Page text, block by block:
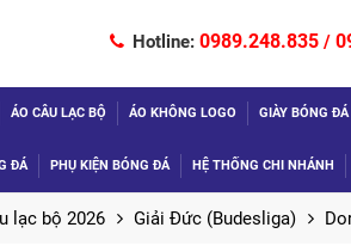
Hotline: 0989.248.835 /
ÁO CÂU LẠC BỘ ÁO KHÔNG LOGO GIÀY BÓNG ĐÁ
ĐÁ PHỤ KIỆN BÓNG ĐÁ HỆ THỐNG CHI NHÁNH
lạc bộ 2026 Giải Đức (Budesliga)